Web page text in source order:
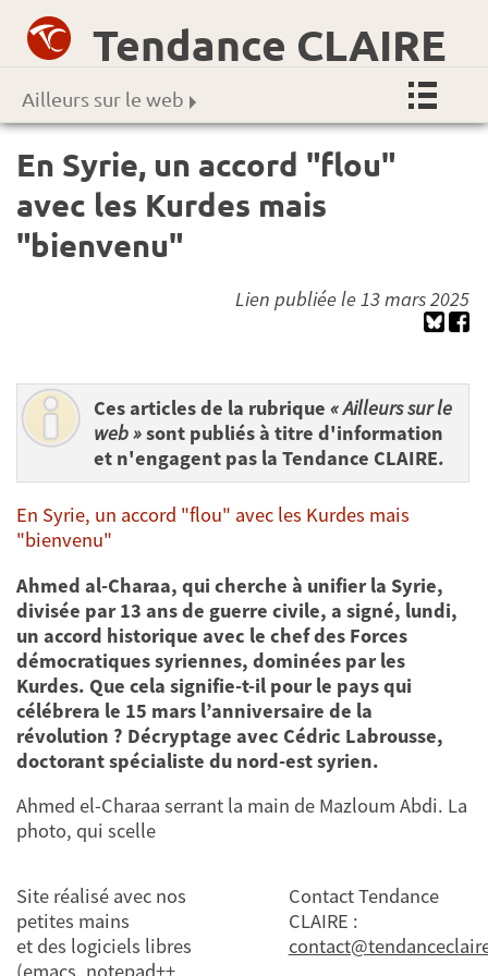
Tendance CLAIRE
Ailleurs sur le web
En Syrie, un accord "flou"
avec les Kurdes mais
"bienvenu"
Lien publiée le 13 mars 2025
Ces articles de la rubrique « Ailleurs sur le
web »sont publiés à titre d'information
et n'engagent pas la Tendance CLAIRE.
En Syrie, un accord "flou" avec les Kurdes mais
"bienvenu"
Ahmed al-Charaa, qui cherche à unifier la Syrie,
divisée par 13 ans de guerre civile, a signé, lundi,
un accord historique avec le chef des Forces
démocratiques syriennes, dominées par les
Kurdes. Que cela signifie-t-il pour le pays qui
célébrera le 15 mars l’anniversaire de la
révolution ? Décryptage avec Cédric Labrousse,
doctorant spécialiste du nord-est syrien.
Ahmed el-Charaa serrant la main de Mazloum Abdi. La
photo, qui scelle
Site réalisé avec nos
petites mains
et des logiciels libres
(emacs, notepad++,
Contact Tendance
CLAIRE :